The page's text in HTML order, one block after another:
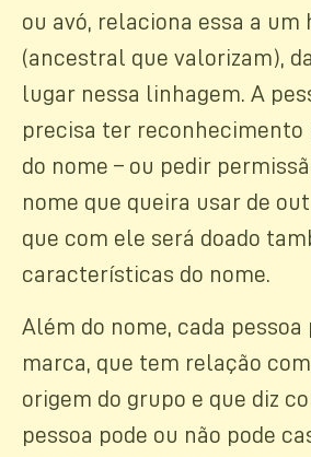
ou avó, relaciona essa a
(ancestral que valorizam),
lugar nessa linhagem. A
precisa ter reconhecimento
do nome – ou pedir
nome que queira usar de
que com ele será doado
características do nome.
Além do nome, cada
marca, que tem relação
origem do grupo e que diz
pessoa pode ou não pode